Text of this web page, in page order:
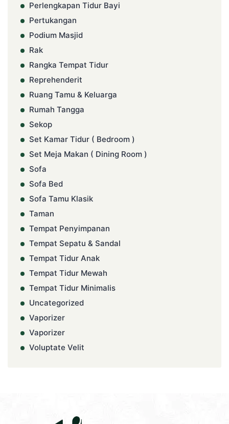
Perlengkapan Tidur Bayi
Pertukangan
Podium Masjid
Rak
Rangka Tempat Tidur
Reprehenderit
Ruang Tamu & Keluarga
Rumah Tangga
Sekop
Set Kamar Tidur ( Bedroom )
Set Meja Makan ( Dining Room )
Sofa
Sofa Bed
Sofa Tamu Klasik
Taman
Tempat Penyimpanan
Tempat Sepatu & Sandal
Tempat Tidur Anak
Tempat Tidur Mewah
Tempat Tidur Minimalis
Uncategorized
Vaporizer
Vaporizer
Voluptate Velit